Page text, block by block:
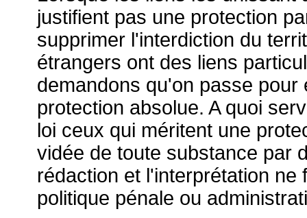
justifient pas une protection
supprimer l'interdiction du
étrangers ont des liens
demandons qu'on passe
protection absolue. A quoi
loi ceux qui méritent une
vidée de toute substance par
rédaction et l'interprétation
politique pénale ou